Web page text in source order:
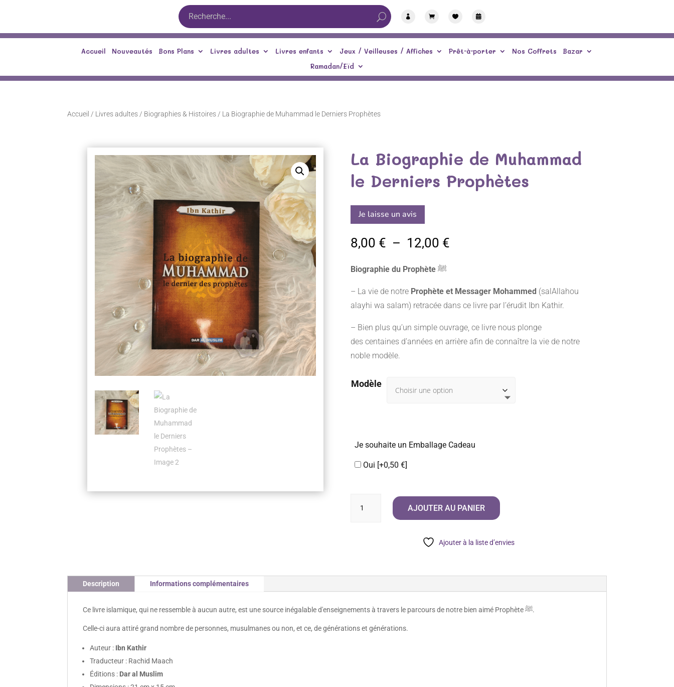
   
Accueil Nouveautés Bons Plans Livres adultes Livres enfants Jeux / Veilleuses / Affiches Prêt-à-porter Nos Coffrets
Bazar
Ramadan/Eïd
Accueil / Livres adultes / Biographies & Histoires / La Biographie de Muhammad le Derniers Prophètes
La Biographie de Muhammad
le Derniers Prophètes
Je laisse un avis
8,00 € – 12,00 €
à
12,00 €
Biographie du Prophète ﷺ
– La vie de notre Prophète et Messager Mohammed (salAllahou
alayhi wa salam) retracée dans ce livre par l’érudit Ibn Kathir.
– Bien plus qu’un simple ouvrage, ce livre nous plonge
des centaines d’années en arrière afin de connaître la vie de notre
noble modèle.
Modèle
Je souhaite un Emballage Cadeau
Oui [+0,50 €]
le
AJOUTER AU PANIER
Ajouter à la liste d’envies
Description Informations complémentaires
Ce livre islamique, qui ne ressemble à aucun autre, est une source inégalable d'enseignements à travers le parcours de notre bien aimé Prophète ﷺ.
Celle-ci aura attiré grand nombre de personnes, musulmanes ou non, et ce, de générations et générations.
Auteur : Ibn Kathir
Traducteur : Rachid Maach
Éditions : Dar al Muslim